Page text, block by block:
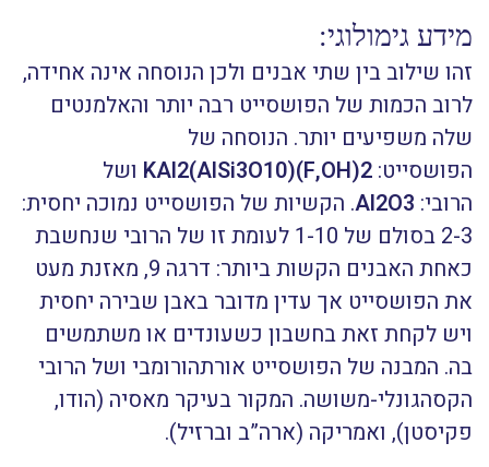
מידע גימולוגי:
זהו שילוב בין שתי אבנים ולכן הנוסחה אינה אחידה,
לרוב הכמות של הפושסייט רבה יותר והאלמנטים
שלה משפיעים יותר. הנוסחה של
הפושסייט: KAl2(AlSi3O10)(F,OH)2 ושל
הרובי: Al2O3. הקשיות של הפושסייט נמוכה יחסית:
2-3 בסולם של 1-10 לעומת זו של הרובי שנחשבת
כאחת האבנים הקשות ביותר: דרגה 9, מאזנת מעט
את הפושסייט אך עדין מדובר באבן שבירה יחסית
ויש לקחת זאת בחשבון כשעונדים או משתמשים
בה. המבנה של הפושסייט אורתהורומבי ושל הרובי
הקסהגונלי-משושה. המקור בעיקר מאסיה (הודו,
פקיסטן), ואמריקה (ארה”ב וברזיל).